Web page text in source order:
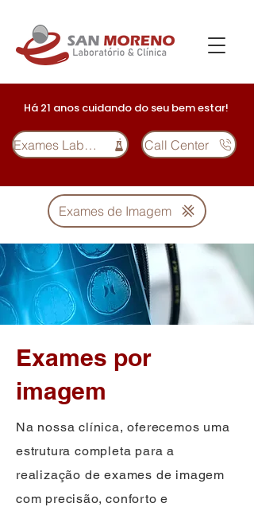
Há 21 anos cuidando do seu bem estar!
Exames Laboratoriais Call Center
Exames de Imagem
Exames por
imagem
Na nossa clínica, oferecemos uma
estrutura completa para a
realização de exames de imagem
com precisão, conforto e